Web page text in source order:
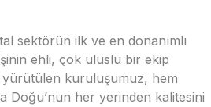
sektörün ilk ve en donanımlı
ehli, çok uluslu bir ekip
yürütülen kuruluşumuz, hem
Doğu’nun her yerinden kalitesini